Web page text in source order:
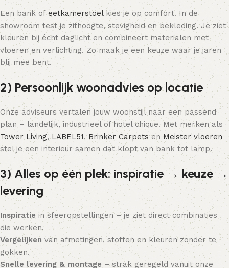
Een bank ofeetkamerstoelkies je op comfort. In de
showroom test je zithoogte, stevigheid en bekleding. Je ziet
kleuren bij écht daglicht en combineert materialen met
vloeren en verlichting. Zo maak je een keuze waar je jaren
blij mee bent.
2) Persoonlijk woonadvies op locatie
Onze adviseurs vertalen jouw woonstijl naar een passend
plan – landelijk, industrieel of hotel chique. Met merken als
Tower Living,LABEL51, Brinker Carpetsen Meister vloeren
stel je een interieur samen dat klopt van bank tot lamp.
3) Alles op één plek: inspiratie → keuze →
levering
Inspiratiein sfeeropstellingen – je ziet direct combinaties
die werken.
Vergelijkenvan afmetingen, stoffen en kleuren zonder te
gokken.
Snelle levering & montage – strak geregeld vanuit onze